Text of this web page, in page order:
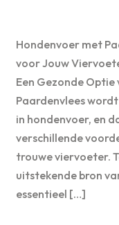
Hondenvoer met
voor Jouw
Een Gezonde
Paardenvlees
in hondenvoer, en
verschillende
trouwe viervoeter.
uitstekende bron
essentieel […]